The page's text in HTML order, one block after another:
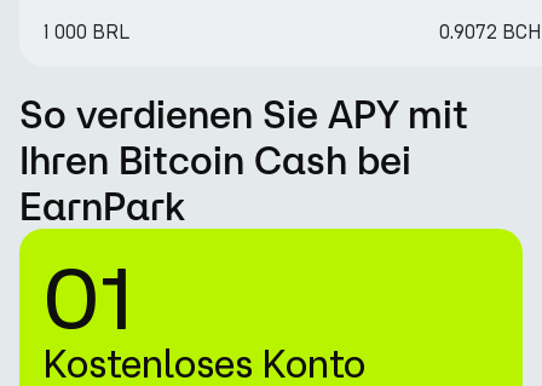
1 000 BRL 0.9072 BCH
So verdienen Sie APY mit
Ihren Bitcoin Cash bei
EarnPark
01
Kostenloses Konto